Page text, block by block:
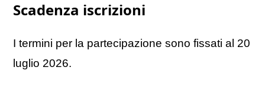
Scadenza iscrizioni
I termini per la partecipazione sono fissati al 20
luglio 2026.